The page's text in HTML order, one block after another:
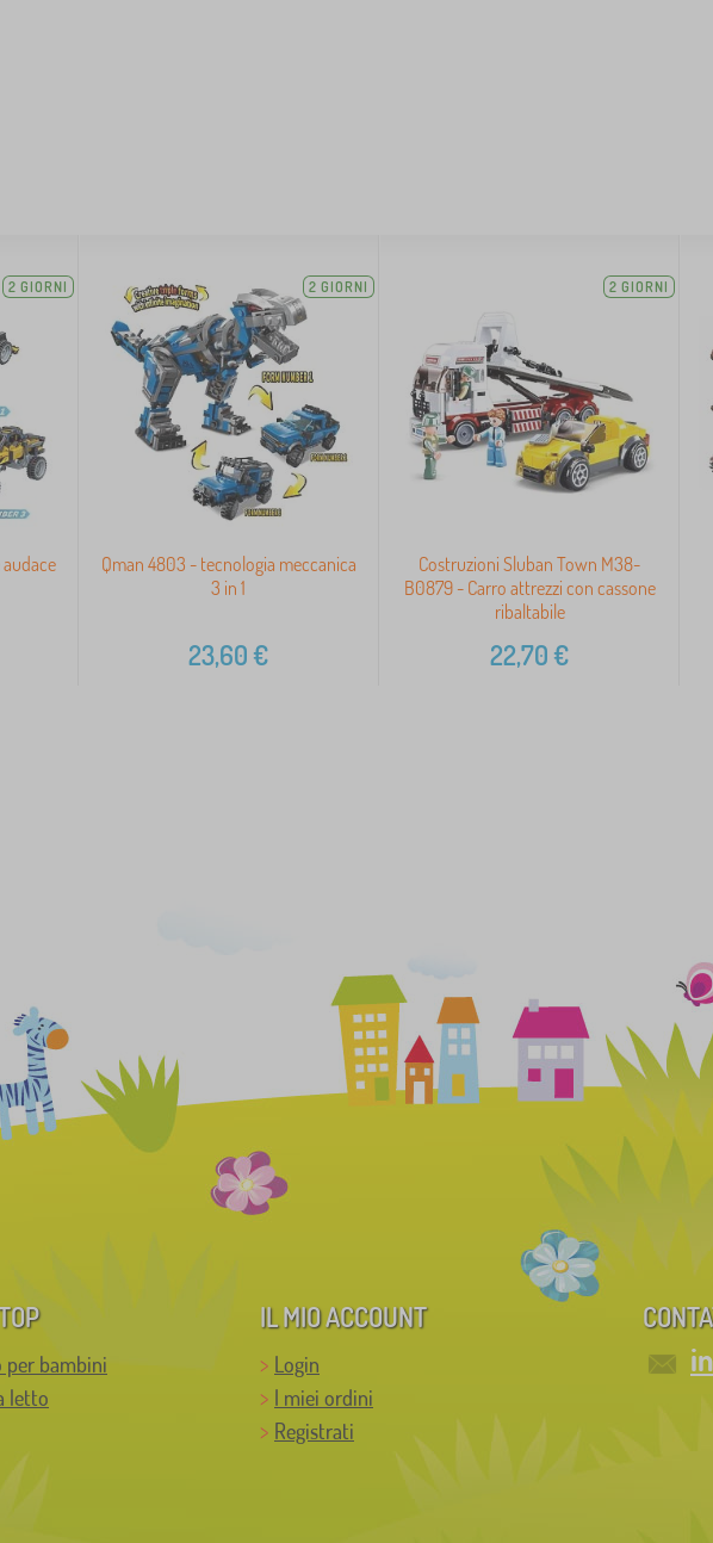
2 GIORNI 2 GIORNI
Qman 4803 - tecnologia meccanica
3 in 1
23,60€
2 GIORNI
Costruzioni Sluban Town M38-
B0879 - Carro attrezzi con cassone
ribaltabile
22,70€
per bambini
letto
IL MIO ACCOUNT
Login
I miei ordini
Registrati